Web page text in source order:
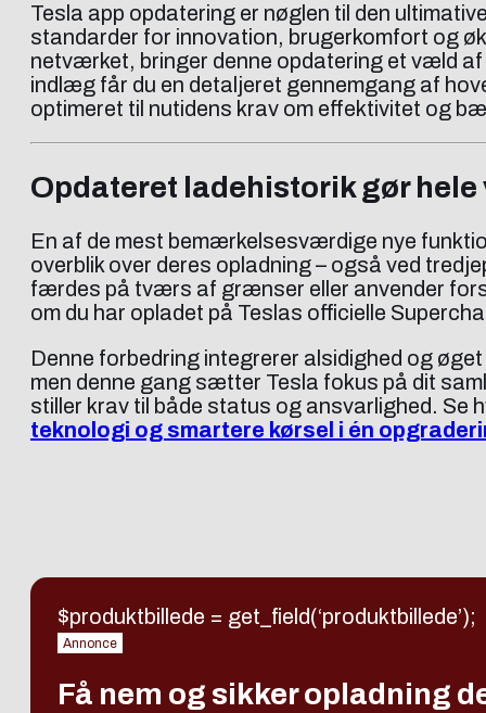
Tesla app opdatering er nøglen til den
standarder for innovation, brugerkomfort og
netværket, bringer denne opdatering et væld
indlæg får du en detaljeret gennemgang af
optimeret til nutidens krav om effektivitet og
Opdateret ladehistorik gør
En af de mest bemærkelsesværdige nye
overblik over deres opladning – også ved
færdes på tværs af grænser eller anvender
om du har opladet på Teslas officielle
Denne forbedring integrerer alsidighed og
men denne gang sætter Tesla fokus på dit
stiller krav til både status og ansvarlighed. Se
teknologi og smartere kørsel i én
Annonce
Få nem og sikker opladning
$produktbillede = get_field(‘produktbillede’);